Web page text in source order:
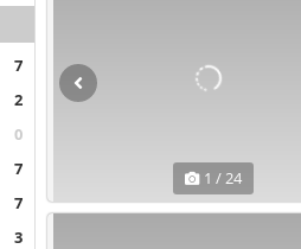
7
2
0
7
7
3
1 / 24